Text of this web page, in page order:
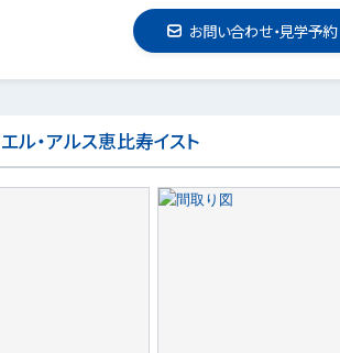
お問い合わせ・見学予約
ル・アルス恵比寿イスト